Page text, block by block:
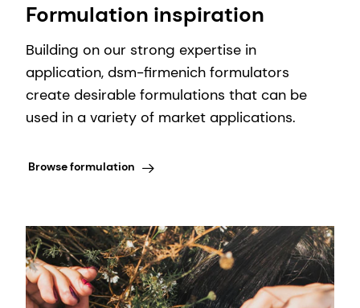
Formulation inspiration
Building on our strong expertise in
application, dsm-firmenich formulators
create desirable formulations that can be
used in a variety of market applications.
Browse formulation